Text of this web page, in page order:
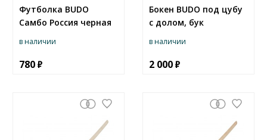
Футболка BUDO
Самбо Россия черная
в наличии
780
Бокен BUDO под цубу
с долом, бук
в наличии
2 000